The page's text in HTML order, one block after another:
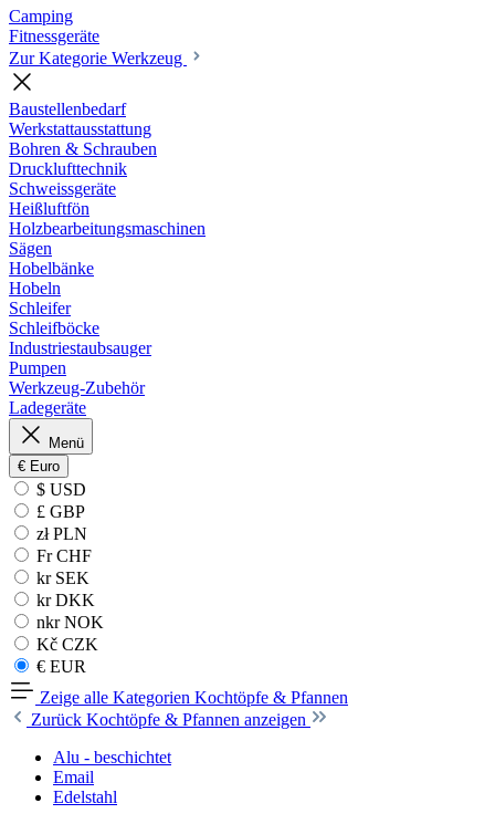
Camping
Fitnessgeräte
Zur Kategorie Werkzeug
Baustellenbedarf
Werkstattausstattung
Bohren & Schrauben
Drucklufttechnik
Schweissgeräte
Heißluftfön
Holzbearbeitungsmaschinen
Sägen
Hobelbänke
Hobeln
Schleifer
Schleifböcke
Industriestaubsauger
Pumpen
Werkzeug-Zubehör
Ladegeräte
Menü
€ Euro
$ USD
£ GBP
zł PLN
Fr CHF
kr SEK
kr DKK
nkr NOK
Kč CZK
€ EUR
Zeige alle Kategorien Kochtöpfe & Pfannen
Zurück Kochtöpfe & Pfannen anzeigen
Alu - beschichtet
Email
Edelstahl